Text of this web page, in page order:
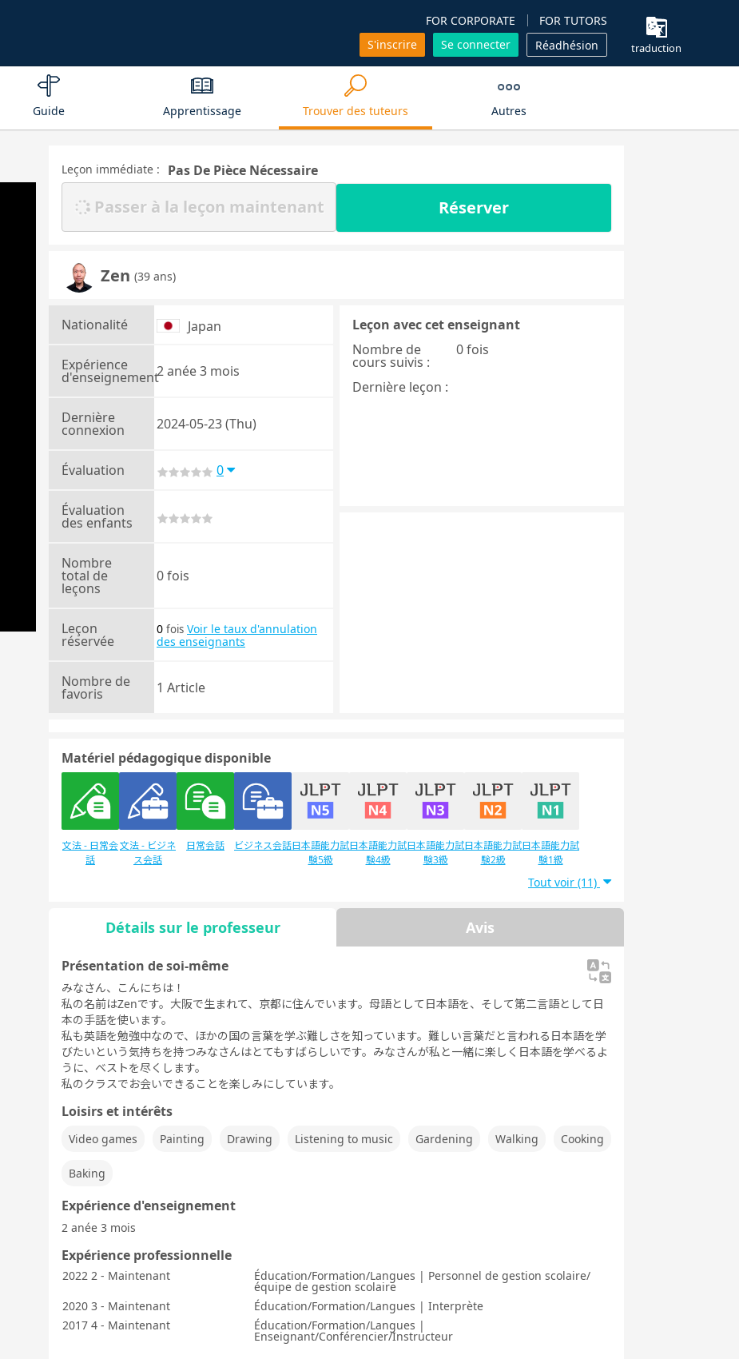
FOR CORPORATE
FOR TUTORS
S'inscrire
Se connecter Réadhésion traduction
Guide Apprentissage Trouver des tuteurs Autres
Leçon immédiate : Pas De Pièce Nécessaire
Passer à la leçon maintenant Réserver
Zen (39 ans)
Nationalité Japan
Expérience
d'enseignement2 anée 3 mois
Dernière
connexion 2024-05-23 (Thu)
Évaluation 0
Évaluation
des enfants
Nombre
total de
leçons
0 fois
Leçon
réservée
0 fois Voir le taux d'annulation
des enseignants
Nombre de
favoris 1 Article
Leçon avec cet enseignant
Nombre de
cours suivis :
0 fois
Dernière leçon :
Matériel pédagogique disponible
文法 - 日常会
話
文法 - ビジネ
ス会話
日常会話 ビジネス会話日本語能力試
験5級
日本語能力試
験4級
日本語能力試
験3級
日本語能力試
験2級
日本語能力試
験1級
Tout voir (11)
Détails sur le professeur Avis
Présentation de soi-même
みなさん、こんにちは！
私の名前はZenです。大阪で生まれて、京都に住んでいます。母語として日本語を、そして第二言語として日
本の手話を使います。
私も英語を勉強中なので、ほかの国の言葉を学ぶ難しさを知っています。難しい言葉だと言われる日本語を学
びたいという気持ちを持つみなさんはとてもすばらしいです。みなさんが私と一緒に楽しく日本語を学べるよ
うに、ベストを尽くします。
私のクラスでお会いできることを楽しみにしています。
Loisirs et intérêts
Video games Painting Drawing Listening to music Gardening Walking Cooking
Baking
Expérience d'enseignement
2 anée 3 mois
Expérience professionnelle
2022 2 - Maintenant Éducation/Formation/Langues | Personnel de gestion scolaire/
équipe de gestion scolaire
2020 3 - Maintenant
Éducation/Formation/Langues | Interprète
2017 4 - Maintenant
Éducation/Formation/Langues |
Enseignant/Conférencier/Instructeur